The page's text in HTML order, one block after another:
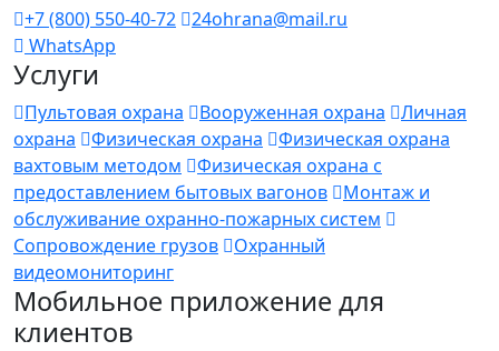
+7 (800) 550-40-72
24ohrana@mail.ru
WhatsApp
Услуги
Пультовая охрана Вооруженная охрана
Личная
охрана
Физическая охрана
Физическая охрана
вахтовым методом
Физическая охрана с
предоставлением бытовых вагонов
Монтаж и
обслуживание охранно-пожарных систем
Сопровождение грузов
Охранный
видеомониторинг
Мобильное приложение для
клиентов